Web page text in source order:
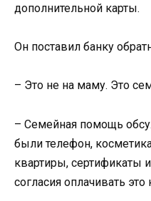
дополнительной карты.
Он поставил банку
– Это не на маму. Это
– Семейная помощь
были телефон,
квартиры, сертификаты
согласия оплачивать